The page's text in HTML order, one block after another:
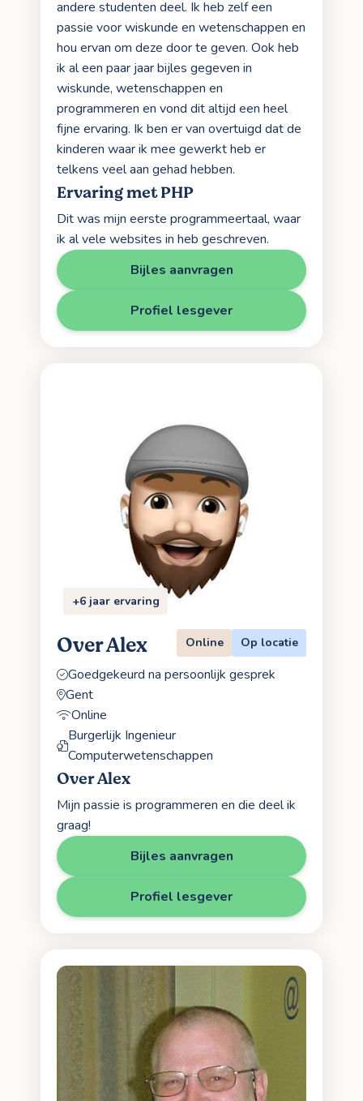
andere studenten deel. Ik heb zelf een
passie voor wiskunde en wetenschappen en
hou ervan om deze door te geven. Ook heb
ik al een paar jaar bijles gegeven in
wiskunde, wetenschappen en
programmeren en vond dit altijd een heel
fijne ervaring. Ik ben er van overtuigd dat de
kinderen waar ik mee gewerkt heb er
telkens veel aan gehad hebben.
Ervaring met PHP
Dit was mijn eerste programmeertaal, waar
ik al vele websites in heb geschreven.
Bijles aanvragen
Profiel lesgever
+6 jaar ervaring
Over Alex Online Op locatie
Goedgekeurd na persoonlijk gesprek
Gent
Online
Burgerlijk Ingenieur
Computerwetenschappen
Over Alex
Mijn passie is programmeren en die deel ik
graag!
Bijles aanvragen
Profiel lesgever